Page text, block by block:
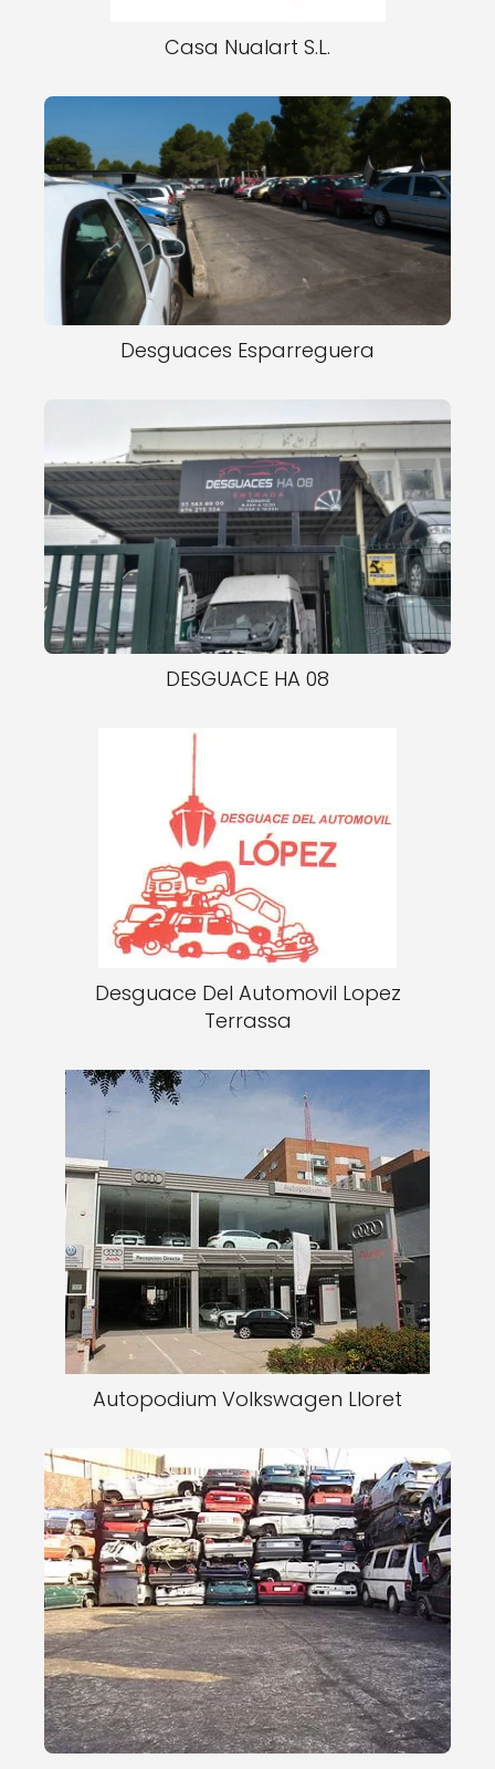
Casa Nualart S.L.
Desguaces Esparreguera
DESGUACE HA 08
Desguace Del Automovil Lopez
Terrassa
Autopodium Volkswagen Lloret